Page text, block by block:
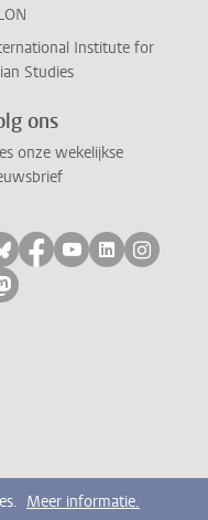
Institute for
Studies
ons
onze wekelijkse
Volg ons op bluesky
Volg ons op
Volg ons op
Volg ons
Volg
Volg ons op mastodon
Meer informatie.